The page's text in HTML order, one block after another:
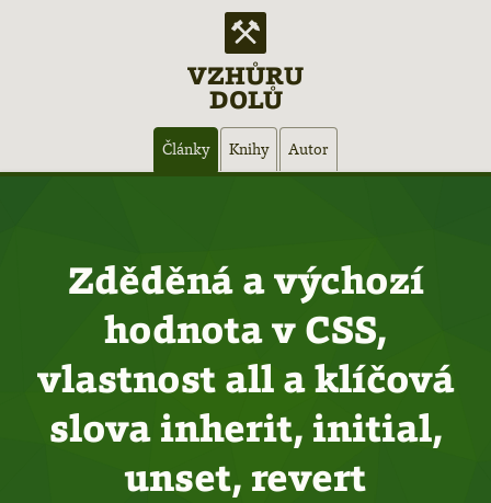
VZHŮRU
DOLŮ
Články Knihy Autor
Zděděná a výchozí
hodnota v CSS,
vlastnost all a klíčová
slova inherit, initial,
unset, revert